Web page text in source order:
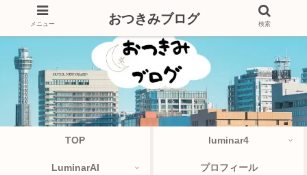
TOP luminar4
LuminarAI プロフィール
メニュー おつきみブログ 検索